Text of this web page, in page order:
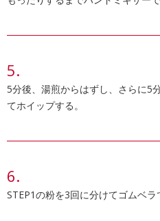
5分後、湯煎からはずし、さらに5
てホイップする。
STEP1の粉を3回に分けてゴムベラ